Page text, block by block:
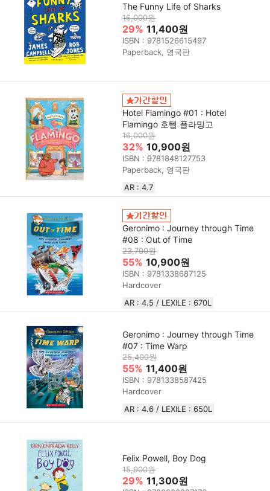
The Funny Life of Sharks
16,000원
29% 11,400원
ISBN : 9781526615497
Paperback, 영국판
Hotel Flamingo #01 : Hotel
Flamingo 호텔 플라밍고
16,000원
32% 10,900원
ISBN : 9781848127753
Paperback, 영국판
AR : 4.7
Geronimo : Journey through Time
#08 : Out of Time
23,700원
55% 10,900원
ISBN : 9781338687125
Hardcover
AR : 4.5 / LEXILE : 670L
Geronimo : Journey through Time
#07 : Time Warp
25,400원
55% 11,400원
ISBN : 9781338587425
Hardcover
AR : 4.6 / LEXILE : 650L
Felix Powell, Boy Dog
15,900원
29% 11,300원